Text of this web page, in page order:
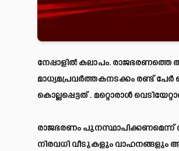
നേപ്പാളിൽ കലാപം.
മാധ്യമപ്രവർത്തകനടക്കം രണ്ട്
കൊല്ലപ്പെട്ടത് . മറ്റൊരാൾ
രാജഭരണം പുനസ്ഥാപിക്കണമെന്ന്
നിരവധി വീടുകളും വാഹനങ്ങളും